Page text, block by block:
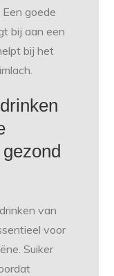
goede
bij aan een
bij het
van
voor
Suiker